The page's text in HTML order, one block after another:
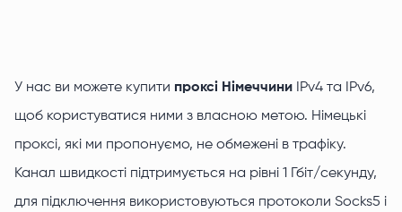
У нас ви можете купити проксі Німеччини IPv4 та IPv6,
щоб користуватися ними з власною метою. Німецькі
проксі, які ми пропонуємо, не обмежені в трафіку.
Канал швидкості підтримується на рівні 1 Гбіт/секунду,
для підключення використовуються протоколи Socks5 і